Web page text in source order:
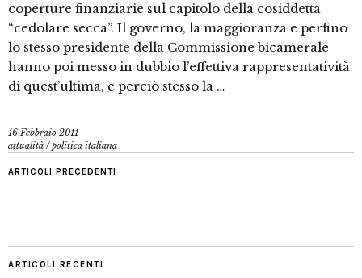
coperture finanziarie sul capitolo della cosiddetta
“cedolare secca”. Il governo, la maggioranza e perfino
lo stesso presidente della Commissione bicamerale
hanno poi messo in dubbio l’effettiva rappresentatività
di quest’ultima, e perciò stesso la …
16 Febbraio 2011
attualità /politica italiana
ARTICOLI PRECEDENTI
ARTICOLI RECENTI